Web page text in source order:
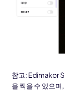
참고: Edimakor
을 찍을 수 있으